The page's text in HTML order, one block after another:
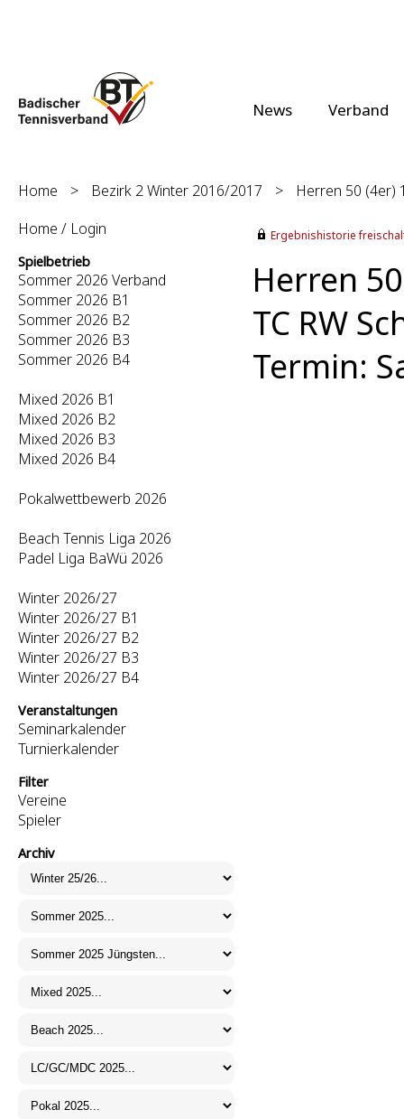
News Verband
Home > Bezirk 2 Winter 2016/2017 >
Herren 50 (4er)
Home / Login
Spielbetrieb
Sommer 2026 Verband
Sommer 2026 B1
Sommer 2026 B2
Sommer 2026 B3
Sommer 2026 B4
Mixed 2026 B1
Mixed 2026 B2
Mixed 2026 B3
Mixed 2026 B4
Pokalwettbewerb 2026
Beach Tennis Liga 2026
Padel Liga BaWü 2026
Winter 2026/27
Winter 2026/27 B1
Winter 2026/27 B2
Winter 2026/27 B3
Winter 2026/27 B4
Veranstaltungen
Seminarkalender
Turnierkalender
Filter
Vereine
Spieler
Archiv
Ergebnishistorie
Herren
TC RW
Termin: